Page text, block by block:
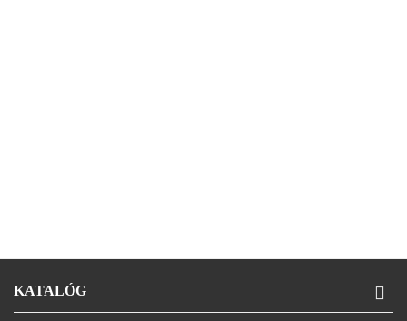
KATALÓG 